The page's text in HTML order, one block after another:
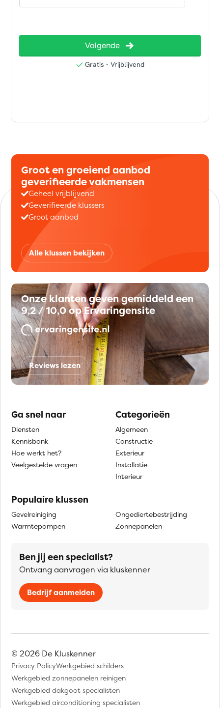
Groot en groeiend aanbod
geverifieerde vakmensen
Geheel vrijblijvend
Geverifieerde klussers
Groot aanbod
Alle klussen bekijken
Onze klanten geven gemiddeld een
9,2 / 10,0 op Ervaringensite
Reviews lezen
Ga snel naar
Diensten
Kennisbank
Hoe werkt het?
Veelgestelde vragen
Categorieën
Algemeen
Constructie
Exterieur
Installatie
Interieur
Populaire klussen
Gevelreiniging
Warmtepompen
Ongediertebestrijding
Zonnepanelen
Ben jij een specialist?
Ontvang aanvragen via kluskenner
Bedrijf aanmelden
© 2026 De Kluskenner
Privacy PolicyWerkgebied schilders
Werkgebied zonnepanelen reinigen
Werkgebied dakgoot specialisten
Werkgebied airconditioning specialisten